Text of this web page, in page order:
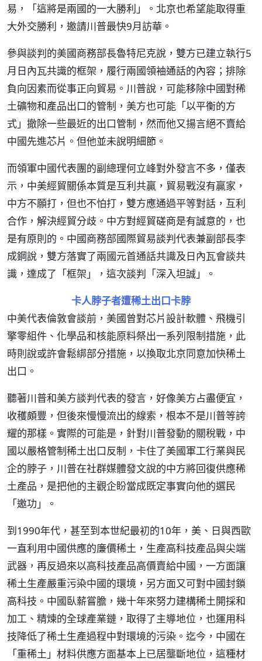
易，「這將是兩國的一大勝利」。北京也希望能取得重
大外交勝利，邀請川普最快9月訪華。
參與談判的美國商務部長魯特尼克說，雙方已建立執行5
月日內瓦共識的框架，履行兩國領袖通話的內容；排除
負向因素而從事正向貿易。川普說，可能移除中國對稀
土礦物和產品出口的管制，美方也可能「以平衡的方
式」撤除一些最近的出口管制，然而他又揚言絕不賣給
中國先進芯片。但他並未說明細節。
而領軍中國代表團的副總理何立峰對外發言不多，僅表
示，中美經貿關係本質是互利共贏，貿易戰沒有贏家，
中方不願打，但也不怕打，雙方應通過平等對話，互利
合作，解決經貿分歧。中方對經貿磋商是有誠意的，也
是有原則的。中國商務部國際貿易談判代表兼副部長李
成鋼說，雙方落實了兩國元首通話共識及日內瓦會談共
識，達成了「框架」，這次談判「深入坦誠」。
卡人脖子者遭稀土出口卡脖
中美代表倫敦會談前，美國曾對芯片設計軟體、飛機引
擎零組件、化學品和核能原料祭出一系列限制措施，此
時則說或許會鬆綁部分措施，以換取北京同意加快稀土
出口。
聽著川普和美方談判代表的發言，好像美方占盡便宜，
收穫頗豐，但後來慢慢流出的線索，根本不是川普等誇
耀的那樣。實際的可能是，針對川普發動的關稅戰，中
國以嚴格管制稀土出口反制，卡住了美國軍工行業與民
企的脖子，川普在社群媒體發文說的中方將回復供應稀
土產品，是把他的主觀企盼當成既定事實向他的選民
「邀功」。
到1990年代，甚至到本世紀最初的10年，美、日與西歐
一直利用中國供應的廉價稀土，生產高科技產品與尖端
武器，再反過來以高科技產品高價賣給中國，一方面讓
稀土生產嚴重污染中國的環境，另方面又可對中國封鎖
高科技。中國臥薪嘗膽，幾十年來努力建構稀土開採和
加工、精煉的全球產業鏈，取得了主導地位，也運用科
技降低了稀土生產過程中對環境的污染。迄今，中國在
「重稀土」材料供應方面基本上已居壟斷地位，這種材